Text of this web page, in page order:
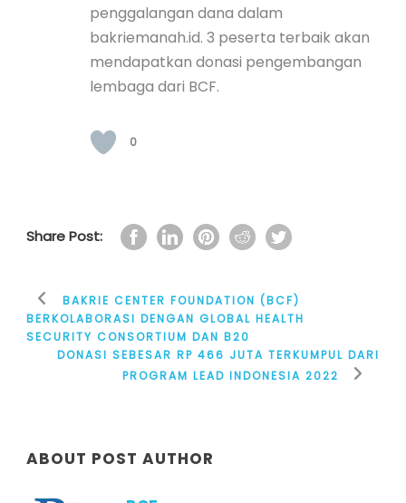
penggalangan dana dalam
bakriemanah.id. 3 peserta terbaik akan
mendapatkan donasi pengembangan
lembaga dari BCF.
0
Share Post:
BAKRIE CENTER FOUNDATION (BCF)
BERKOLABORASI DENGAN GLOBAL HEALTH
SECURITY CONSORTIUM DAN B20
DONASI SEBESAR RP 466 JUTA TERKUMPUL DARI
PROGRAM LEAD INDONESIA 2022
ABOUT POST AUTHOR